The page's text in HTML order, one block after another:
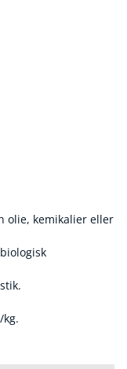
olie, kemikalier eller